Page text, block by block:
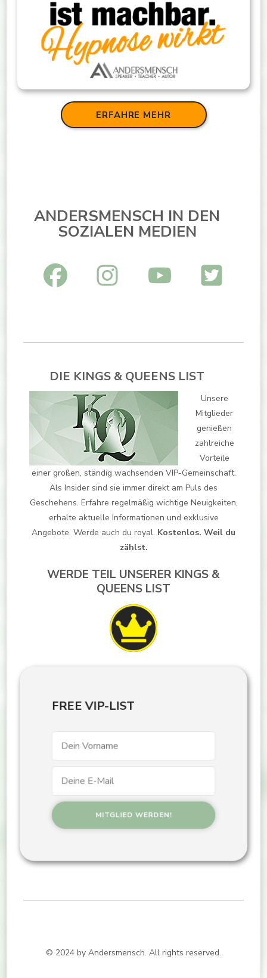
ERFAHRE MEHR
ANDERSMENSCH IN DEN
SOZIALEN MEDIEN
DIE KINGS & QUEENS LIST
Unsere
Mitglieder
genießen
zahlreiche
Vorteile
einer großen, ständig wachsenden VIP-Gemeinschaft.
Als Insider sind sie immer direkt am Puls des
Geschehens. Erfahre regelmäßig wichtige Neuigkeiten,
erhalte aktuelle Informationen und exklusive
Angebote. Werde auch du royal. Kostenlos. Weil du
zählst.
WERDE TEIL UNSERER KINGS &
QUEENS LIST
FREE VIP-LIST
© 2024 by Andersmensch. All rights reserved.